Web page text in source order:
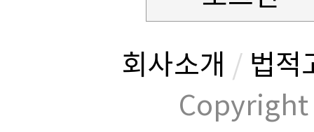
회사소개 / 법적
Copyright